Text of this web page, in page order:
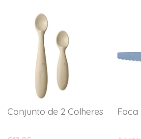
Conjunto de 2 Colheres - BibsFaca